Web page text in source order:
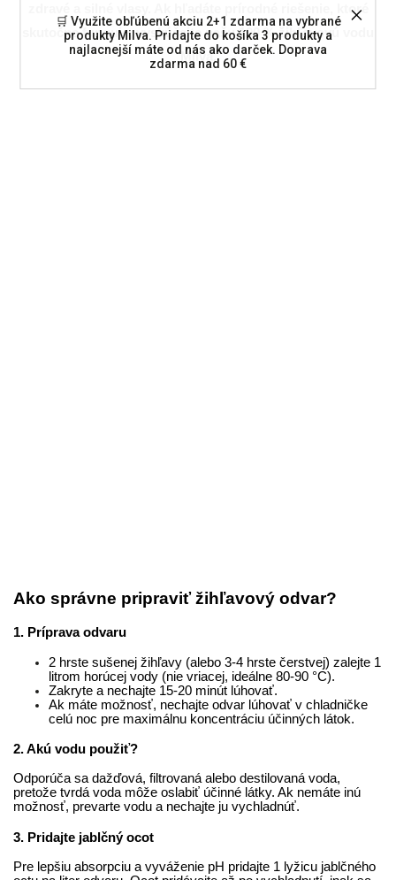
🛒 Využite obľúbenú akciu 2+1 zdarma na vybrané
produkty Milva. Pridajte do košíka 3 produkty a
najlacnejší máte od nás ako darček. Doprava
zdarma nad 60 €
zdravé a silné vlasy. Ak hľadáte prírodné riešenie, ktoré
skutočne funguje, vyskúšajte našu 100 % žihľavovú vodu
Milva.
Ako správne pripraviť žihľavový odvar?
1. Príprava odvaru
2 hrste sušenej žihľavy (alebo 3-4 hrste čerstvej) zalejte 1
litrom horúcej vody (nie vriacej, ideálne 80-90 °C).
Zakryte a nechajte 15-20 minút lúhovať.
Ak máte možnosť, nechajte odvar lúhovať v chladničke
celú noc pre maximálnu koncentráciu účinných látok.
2. Akú vodu použiť?
Odporúča sa dažďová, filtrovaná alebo destilovaná voda,
pretože tvrdá voda môže oslabiť účinné látky. Ak nemáte inú
možnosť, prevarte vodu a nechajte ju vychladnúť.
3. Pridajte jablčný ocot
Pre lepšiu absorpciu a vyváženie pH pridajte 1 lyžicu jablčného